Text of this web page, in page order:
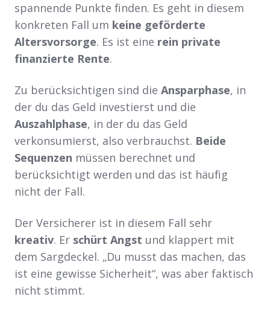
spannende Punkte finden. Es geht in diesem
konkreten Fall um keine geförderte
Altersvorsorge. Es ist eine rein private
finanzierte Rente.
Zu berücksichtigen sind die Ansparphase, in
der du das Geld investierst und die
Auszahlphase, in der du das Geld
verkonsumierst, also verbrauchst. Beide
Sequenzen müssen berechnet und
berücksichtigt werden und das ist häufig
nicht der Fall.
Der Versicherer ist in diesem Fall sehr
kreativ. Er schürt Angst und klappert mit
dem Sargdeckel. „Du musst das machen, das
ist eine gewisse Sicherheit“, was aber faktisch
nicht stimmt.